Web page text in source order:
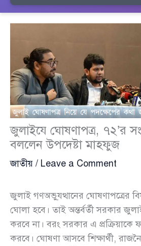
জুলাইযে ঘোষণাপত্র, ৭২’র
বললেন উপদেষ্টা মাহফুজ
জাতীয় / Leave a Comment
জুলাই গণঅভু্যত্থানের ঘোষণাপত্রের
ঘোলা হবে। তাই অন্তর্বর্তী সরকার
করবে না। বরং সরকার এ প্রক্রিয়াকে
করবে। ঘোষণা আসবে শিক্ষার্থী,